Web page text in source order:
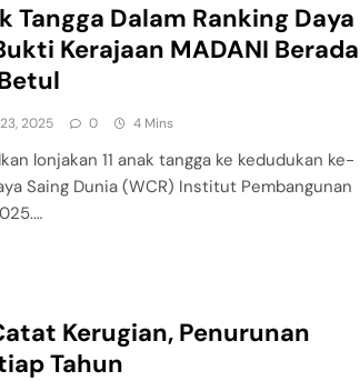
Tangga Dalam Ranking Daya
Kerajaan MADANI Berada
2025 0 4 Mins
lonjakan 11 anak tangga ke kedudukan ke-
Saing Dunia (WCR) Institut Pembangunan
Kerugian, Penurunan
Tahun